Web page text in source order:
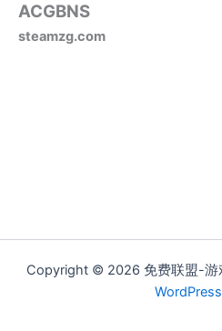
ACGBNS
steamzg.com
Copyright © 2026 免费联盟-游